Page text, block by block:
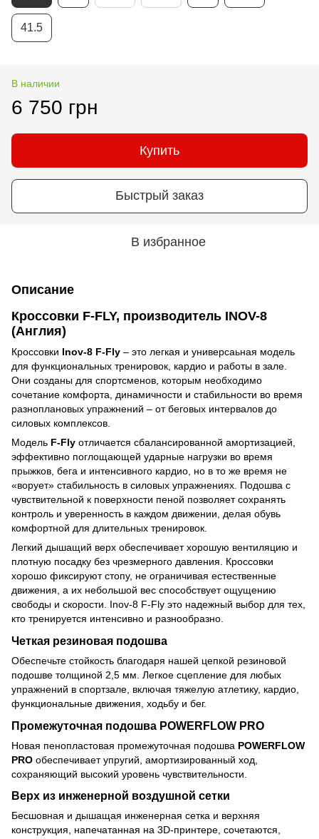
41.5
В наличии
6 750 грн
Купить
Быстрый заказ
В избранное
Описание
Кроссовки F-FLY, производитель INOV-8
(Англия)
Кроссовки Inov-8 F-Fly – это легкая и универсаьная модель
для функциональных тренировок, кардио и работы в зале.
Они созданы для спортсменов, которым необходимо
сочетание комфорта, динамичности и стабильности во время
разноплановых упражнений – от беговых интервалов до
силовых комплексов.
Модель F-Fly отличается сбалансированной амортизацией,
эффективно поглощающей ударные нагрузки во время
прыжков, бега и интенсивного кардио, но в то же время не
«ворует» стабильность в силовых упражнениях. Подошва с
чувствительной к поверхности пеной позволяет сохранять
контроль и уверенность в каждом движении, делая обувь
комфортной для длительных тренировок.
Легкий дышащий верх обеспечивает хорошую вентиляцию и
плотную посадку без чрезмерного давления. Кроссовки
хорошо фиксируют стопу, не ограничивая естественные
движения, а их небольшой вес способствует ощущению
свободы и скорости. Inov-8 F-Fly это надежный выбор для тех,
кто тренируется интенсивно и разнообразно.
Четкая резиновая подошва
Обеспечьте стойкость благодаря нашей цепкой резиновой
подошве толщиной 2,5 мм. Легкое сцепление для любых
упражнений в спортзале, включая тяжелую атлетику, кардио,
функциональные движения, ходьбу и бег.
Промежуточная подошва POWERFLOW PRO
Новая пенопластовая промежуточная подошва POWERFLOW
PRO обеспечивает упругий, амортизированный ход,
сохраняющий высокий уровень чувствительности.
Верх из инженерной воздушной сетки
Бесшовная и дышащая инженерная сетка и верхняя
конструкция, напечатанная на 3D-принтере, сочетаются,